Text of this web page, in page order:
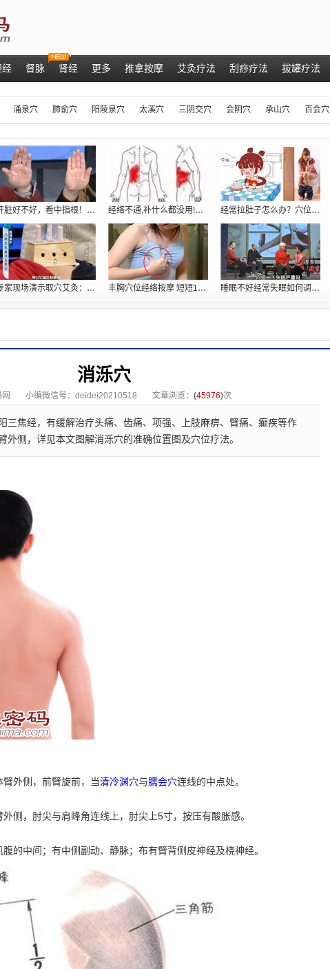
经 督脉 肾经 更多 推拿按摩 艾灸疗法 刮痧疗法 拔罐疗法
涌泉穴 肺俞穴 阳陵泉穴 太溪穴 三阴交穴 会阴穴 承山穴 百会穴
肝脏好不好，看中指根！ 肝脏不好的症状 经络不通,补什么都没用!只用一招:经络 经常拉肚子怎么办？穴位密码抓住根本给你
专家现场演示取穴艾灸：调理胃痛、五更泻 丰胸穴位经络按摩 短短10分钟跳两罩杯[ 睡眠不好经常失眠如何调理_穴位提高睡
消泺穴
小编微信号：deidei20210518 文章浏览： (45976)次
三焦经，有缓解治疗头痛、齿痛、项强、上肢麻痹、臂痛、癫疾等作
外侧，详见本文图解消泺穴的准确位置图及穴位疗法。
臂外侧，前臂旋前，当清冷渊穴与臑会穴连线的中点处。
外侧，肘尖与肩峰角连线上，肘尖上5寸，按压有酸胀感。
腹的中间；有中侧副动、静脉；布有臂背侧皮神经及桡神经。